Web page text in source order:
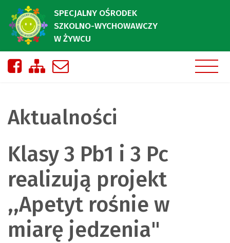
SPECJALNY OŚRODEK
SZKOLNO-WYCHOWAWCZY
W ŻYWCU
Nasza strona na Facebooku
Zobacz mapę strony
Aktualności
Klasy 3 Pb1 i 3 Pc
realizują projekt
,,Apetyt rośnie w
miarę jedzenia"